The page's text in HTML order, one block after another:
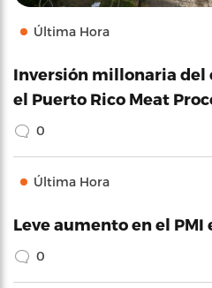
Última Hora
Inversión millonaria del
el Puerto Rico Meat
0
Última Hora
Leve aumento en el PMI
0